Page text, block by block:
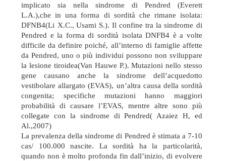
implicato sia nella sindrome di Pendred (Everett
L.A.),che in una forma di sordità che rimane isolata:
DFNB4(Li X.C., Usami S.). Il confine tra la sindrome di
Pendred e la forma di sordità isolata DNFB4 è a volte
difficile da definire poiché, all’interno di famiglie affette
da Pendred, uno o più individui possono non sviluppare
la lesione tiroidea(Van Hauwe P.). Mutazioni nello stesso
gene causano anche la sindrome dell’acquedotto
vestibolare allargato (EVAS), un’altra causa della sordità
congenita; specifiche mutazioni hanno maggiori
probabilità di causare l’EVAS, mentre altre sono più
collegate con la sindrome di Pendred( Azaiez H, ed
Al.,2007)
La prevalenza della sindrome di Pendred è stimata a 7-10
cas/ 100.000 nascite. La sordità ha la particolarità,
quando non è molto profonda fin dall’inizio, di evolvere